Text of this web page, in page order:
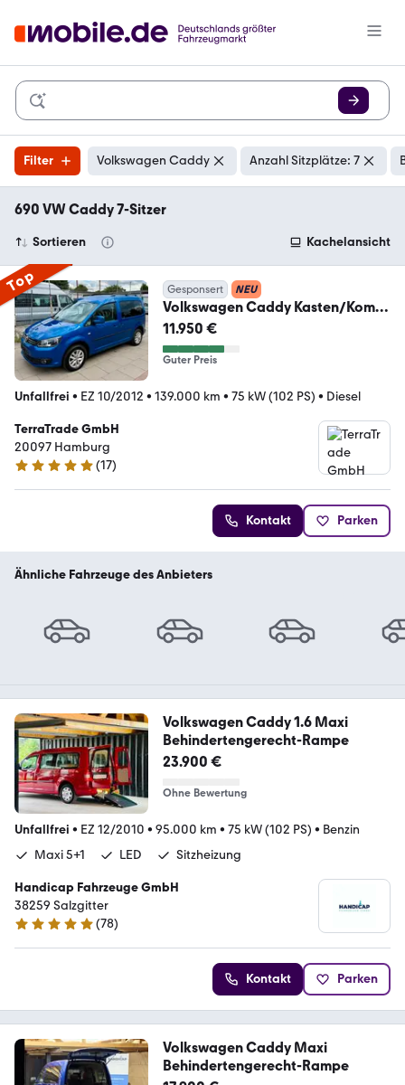
Filter Volkswagen Caddy Anzahl Sitzplätze: 7
690 VW Caddy 7-Sitzer
Sortieren Kachelansicht
Top Gesponsert NEU
Volkswagen Caddy Kasten/Kombi
Comfortline * AUTOMATIK
11.950 €
Guter Preis
Unfallfrei • EZ 10/2012 • 139.000 km • 75 kW (102 PS) • Diesel
TerraTrade GmbH
20097 Hamburg
4.8 Sterne
(17)
Kontakt Parken
Ähnliche Fahrzeuge des Anbieters
Volkswagen Caddy 1.6 Maxi
Behindertengerecht-Rampe
23.900 €
Ohne Bewertung
Unfallfrei • EZ 12/2010 • 95.000 km • 75 kW (102 PS) • Benzin
Maxi 5+1
LED Sitzheizung
Handicap Fahrzeuge GmbH
38259 Salzgitter
5 Sterne
(78)
Kontakt Parken
Volkswagen Caddy Maxi
Behindertengerecht-Rampe